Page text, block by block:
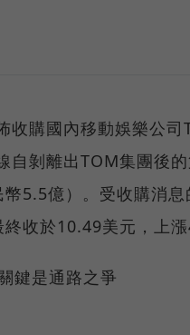
佈收購國內移動娛樂
剝離出TOM集團後
5.5億）。受收購消
終收於10.49美元，
鍵是通路之爭